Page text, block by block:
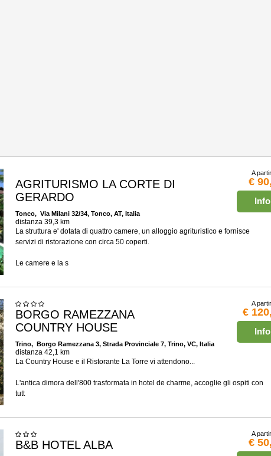
A
€
Info
AGRITURISMO LA CORTE DI
GERARDO
Tonco, Via Milani 32/34, Tonco, AT, Italia
distanza 39,3 km
La struttura e' dotata di quattro camere, un alloggio agrituristico e fornisce
servizi di ristorazione con circa 50 coperti.
Le camere e la s
A
€
Info
BORGO RAMEZZANA
COUNTRY HOUSE
Trino, Borgo Ramezzana 3, Strada Provinciale 7, Trino, VC, Italia
distanza 42,1 km
La Country House e il Ristorante La Torre vi attendono...
L'antica dimora dell'800 trasformata in hotel de charme, accoglie gli ospiti con
tutt
A
€
B&B HOTEL ALBA